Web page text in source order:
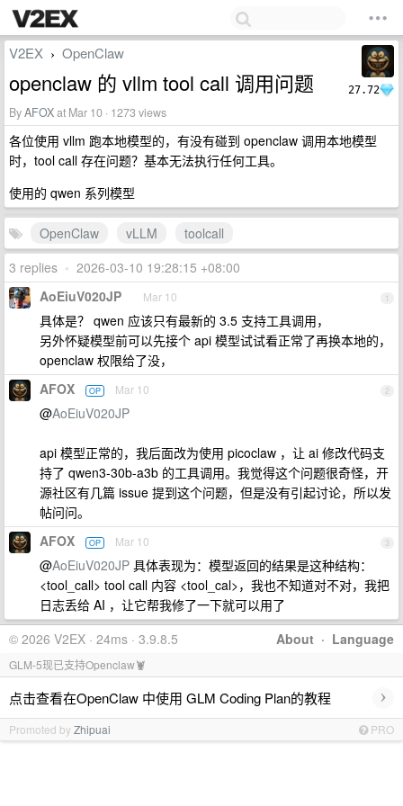
27.72
V2EX › OpenClaw
openclaw 的 vllm tool call 调用问题
ByAFOXat Mar 10 · 1273 views
各位使用 vllm 跑本地模型的，有没有碰到 openclaw 调用本地模型
时，tool call 存在问题？基本无法执行任何工具。
使用的 qwen 系列模型
OpenClaw vLLM
toolcall
3 replies • 2026-03-10 19:28:15 +08:00
1
AoEiuV020JP Mar 10
具体是？ qwen 应该只有最新的 3.5 支持工具调用，
另外怀疑模型前可以先接个 api 模型试试看正常了再换本地的，
openclaw 权限给了没，
2
AFOX OP Mar 10
@AoEiuV020JP
api 模型正常的，我后面改为使用 picoclaw ，让 ai 修改代码支
持了 qwen3-30b-a3b 的工具调用。我觉得这个问题很奇怪，开
源社区有几篇 issue 提到这个问题，但是没有引起讨论，所以发
帖问问。
3
AFOX OP Mar 10
@AoEiuV020JP 具体表现为：模型返回的结果是这种结构：
<tool_call> tool call 内容 <tool_cal>，我也不知道对不对，我把
日志丢给 AI ，让它帮我修了一下就可以用了
About · Language
© 2026 V2EX · 24ms · 3.9.8.5
GLM-5现已支持Openclaw🦞
点击查看在OpenClaw 中使用 GLM Coding Plan的教程 ›
Promoted byZhipuai PRO